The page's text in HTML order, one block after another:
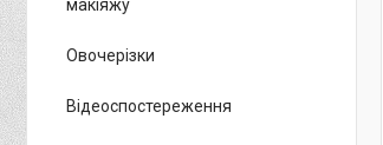
макіяжу
Овочерізки
Відеоспостереження